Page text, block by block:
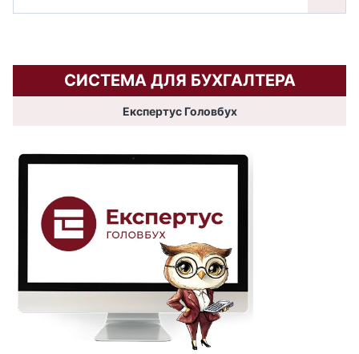
СИСТЕМА ДЛЯ БУХГАЛТЕРА
Експертус Головбух